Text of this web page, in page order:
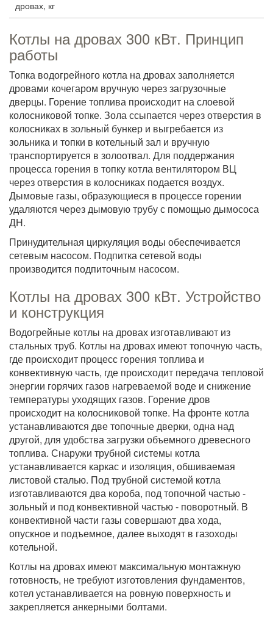
дровах, кг
Котлы на дровах 300 кВт. Принцип
работы
Топка водогрейного котла на дровах заполняется
дровами кочегаром вручную через загрузочные
дверцы. Горение топлива происходит на слоевой
колосниковой топке. Зола ссыпается через отверстия в
колосниках в зольный бункер и выгребается из
зольника и топки в котельный зал и вручную
транспортируется в золоотвал. Для поддержания
процесса горения в топку котла вентилятором ВЦ
через отверстия в колосниках подается воздух.
Дымовые газы, образующиеся в процессе горении
удаляются через дымовую трубу с помощью дымососа
ДН.
Принудительная циркуляция воды обеспечивается
сетевым насосом. Подпитка сетевой воды
производится подпиточным насосом.
Котлы на дровах 300 кВт. Устройство
и конструкция
Водогрейные котлы на дровах изготавливают из
стальных труб. Котлы на дровах имеют топочную часть,
где происходит процесс горения топлива и
конвективную часть, где происходит передача тепловой
энергии горячих газов нагреваемой воде и снижение
температуры уходящих газов. Горение дров
происходит на колосниковой топке. На фронте котла
устанавливаются две топочные дверки, одна над
другой, для удобства загрузки объемного древесного
топлива. Снаружи трубной системы котла
устанавливается каркас и изоляция, обшиваемая
листовой сталью. Под трубной системой котла
изготавливаются два короба, под топочной частью -
зольный и под конвективной частью - поворотный. В
конвективной части газы совершают два хода,
опускное и подъемное, далее выходят в газоходы
котельной.
Котлы на дровах имеют максимальную монтажную
готовность, не требуют изготовления фундаментов,
котел устанавливается на ровную поверхность и
закрепляется анкерными болтами.